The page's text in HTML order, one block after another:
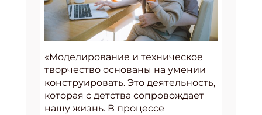
«Моделирование и техническое
творчество основаны на умении
конструировать. Это деятельность,
которая с детства сопровождает
нашу жизнь. В процессе